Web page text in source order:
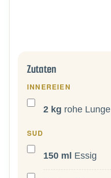
Zutaten
INNEREIEN
2 kg rohe Lunge
SUD
150 ml Essig